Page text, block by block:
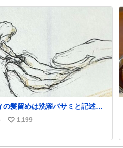
た。 当時の香水は、現
る香水よりも単純な組成で、そ
薇、菫、ベルガモット、
ね
の髪留めは洗濯バサミと記述さ
いですが、もっと小さいプラス
ップです。 バネは使いやすいよ
してあるはず。
い
ね
1,199